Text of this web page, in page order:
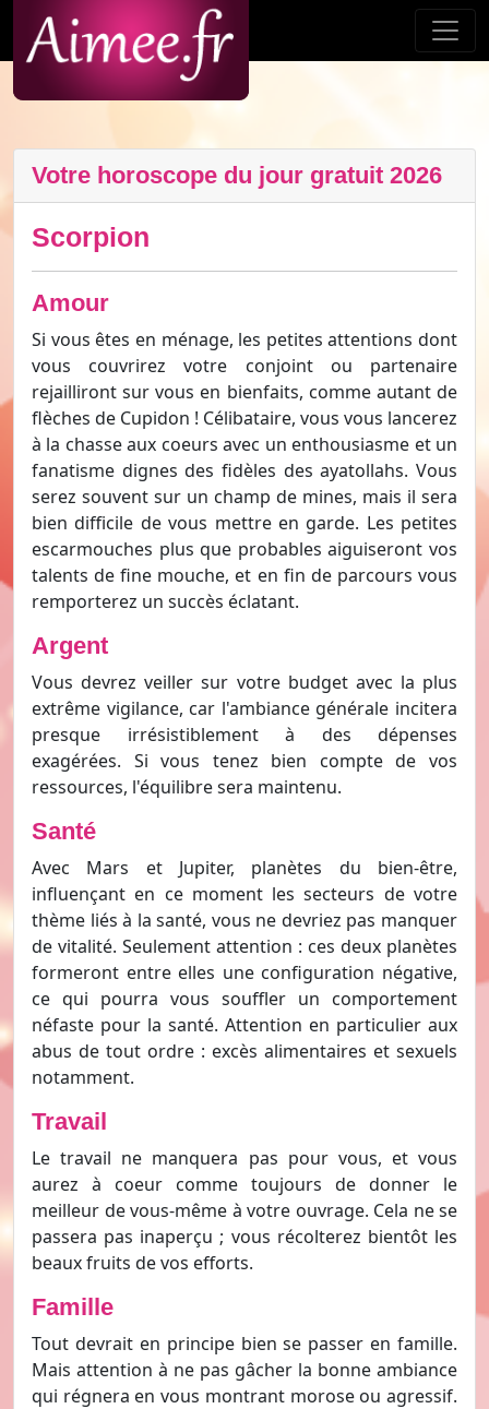
Votre horoscope du jour gratuit 2026
Scorpion
Amour
Si vous êtes en ménage, les petites attentions dont
vous couvrirez votre conjoint ou partenaire
rejailliront sur vous en bienfaits, comme autant de
flèches de Cupidon ! Célibataire, vous vous lancerez
à la chasse aux coeurs avec un enthousiasme et un
fanatisme dignes des fidèles des ayatollahs. Vous
serez souvent sur un champ de mines, mais il sera
bien difficile de vous mettre en garde. Les petites
escarmouches plus que probables aiguiseront vos
talents de fine mouche, et en fin de parcours vous
remporterez un succès éclatant.
Argent
Vous devrez veiller sur votre budget avec la plus
extrême vigilance, car l'ambiance générale incitera
presque irrésistiblement à des dépenses
exagérées. Si vous tenez bien compte de vos
ressources, l'équilibre sera maintenu.
Santé
Avec Mars et Jupiter, planètes du bien-être,
influençant en ce moment les secteurs de votre
thème liés à la santé, vous ne devriez pas manquer
de vitalité. Seulement attention : ces deux planètes
formeront entre elles une configuration négative,
ce qui pourra vous souffler un comportement
néfaste pour la santé. Attention en particulier aux
abus de tout ordre : excès alimentaires et sexuels
notamment.
Travail
Le travail ne manquera pas pour vous, et vous
aurez à coeur comme toujours de donner le
meilleur de vous-même à votre ouvrage. Cela ne se
passera pas inaperçu ; vous récolterez bientôt les
beaux fruits de vos efforts.
Famille
Tout devrait en principe bien se passer en famille.
Mais attention à ne pas gâcher la bonne ambiance
qui régnera en vous montrant morose ou agressif.